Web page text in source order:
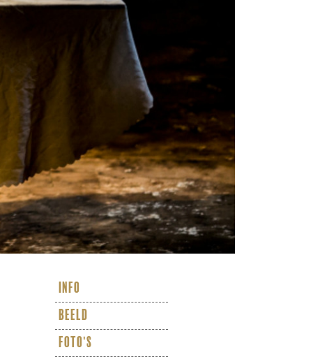
info
beeld
foto's